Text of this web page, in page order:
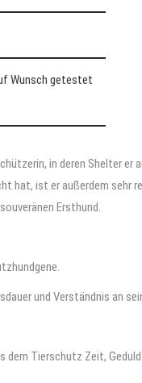
Wunsch getestet
in deren Shelter er
hat, ist er außerdem sehr
Ersthund.
und Verständnis an
dem Tierschutz Zeit,